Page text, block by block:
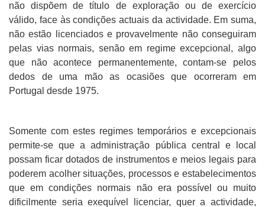
não dispõem de título de exploração ou de exercício
válido, face às condições actuais da actividade. Em suma,
não estão licenciados e provavelmente não conseguiram
pelas vias normais, senão em regime excepcional, algo
que não acontece permanentemente, contam-se pelos
dedos de uma mão as ocasiões que ocorreram em
Portugal desde 1975.
Somente com estes regimes temporários e excepcionais
permite-se que a administração pública central e local
possam ficar dotados de instrumentos e meios legais para
poderem acolher situações, processos e estabelecimentos
que em condições normais não era possível ou muito
dificilmente seria exequível licenciar, quer a actividade,